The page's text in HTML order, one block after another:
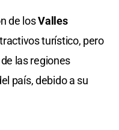
de losValles
turístico, pero
las regiones
país, debido a su